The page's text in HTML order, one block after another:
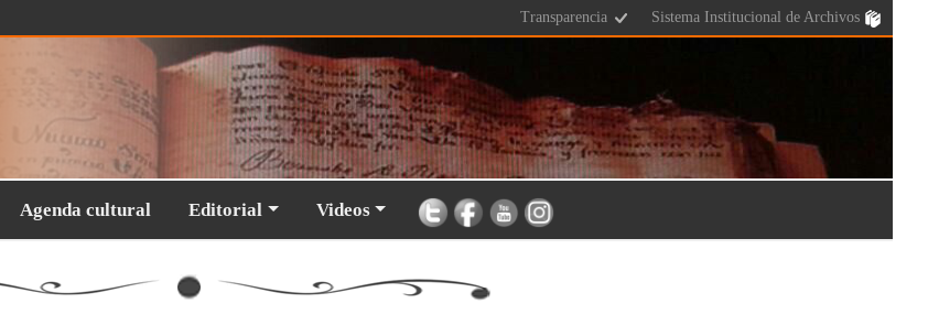
Sistema Institucional de Archivos
Transparencia
Agenda cultural Editorial Videos